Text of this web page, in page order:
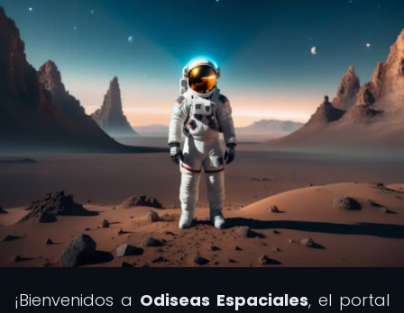
¡Bienvenidos a Odiseas Espaciales, el portal